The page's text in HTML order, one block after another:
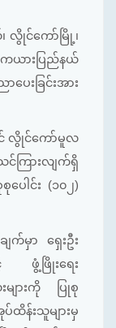
လွိုင်ကော်မြို့၊
ားပြည်နယ်
းခြင်းအား
င် လွိုင်ကော်မူလ
ကြားလျက်ရှိ
ေါင်း (၁၀၂)
က်မှာ ရှေးဦး
ဖွံ့ဖြိုးရေး
များကို ပြုစု
န်းသူများမှ